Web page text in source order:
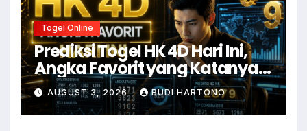
Togel Online
Prediksi Togel HK 4D Hari Ini,
Angka Favorit yang Katanya
Susah Move On
AUGUST 3, 2026 BUDI HARTONO